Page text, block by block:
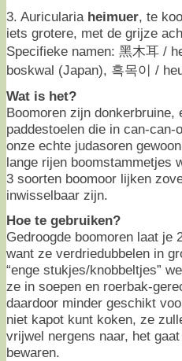
3. Auricularia heimuer, te
iets grotere, met de grijze
Specifieke namen: 黑木耳 /
boskwal (Japan), 흑목이 /
Wat is het?
Boomoren zijn
paddestoelen die in can-
onze echte judasoren
lange rijen boomstammetjes
3 soorten boomoor lijken
inwisselbaar zijn.
Hoe te gebruiken?
Gedroogde boomoren laat je
want ze verdriedubbelen in
“enge stukjes/knobbeltjes”
ze in soepen en roerbak-
daardoor minder geschikt
niet kapot kunt koken, ze
vrijwel nergens naar, het
bewaren.